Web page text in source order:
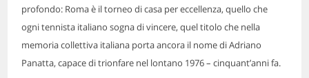
profondo: Roma è il torneo di casa per eccellenza, quello che
ogni tennista italiano sogna di vincere, quel titolo che nella
memoria collettiva italiana porta ancora il nome di Adriano
Panatta, capace di trionfare nel lontano 1976 – cinquant’anni fa.